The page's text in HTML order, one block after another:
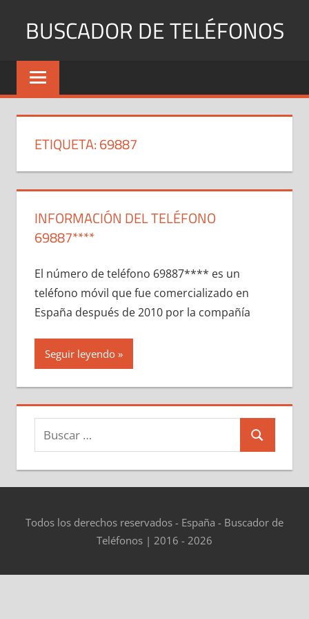
BUSCADOR DE TELÉFONOS
Identifica
Números
y
ETIQUETA:69887
INFORMACIÓN DEL TELÉFONO
69887****
El número dе teléfono 69887**** es un
teléfono móvil quе fue comercializado en
España después dе 2010 pοr la compañía
Seguir leyendo
Buscar:
Buscar
Todos los derechos reservados - España - Buscador de
Teléfonos | 2016 - 2026